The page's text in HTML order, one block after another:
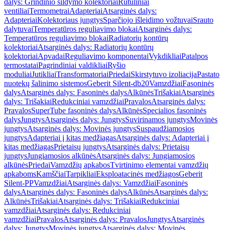
dalys: Grindinio šildymo kolektoriaiRutuliniai
ventiliaiTermometraiAdapteriaiAtsarginės dalys:
AdapteriaiKolektoriaus jungtysSparčiojo išleidimo vožtuvaiSrauto
dalytuvaiTemperatūros reguliavimo blokaiAtsarginės dalys:
Temperatūros reguliavimo blokaiRadiatorių kontūrų
kolektoriaiAtsarginės dalys: Radiatorių kontūrų
kolektoriaiApvadaiReguliavimo komponentaiVykdikliaiPatalpos
termostataiPagrindiniai valdikliaiRyšio
moduliaiJutikliaiTransformatoriaiPriedaiSkirstytuvo izoliacijaPastato
nuotekų šalinimo sistemosGeberit Silent-db20VamzdžiaiFasoninės
dalysAtsarginės dalys: Fasoninės dalysAlkūnėsTrišakiaiAtsarginės
dalys: TrišakiaiRedukciniai vamzdžiaiPravalosAtsarginės dalys:
PravalosSuperTube fasoninės dalysAlkūnėsSpecialios fasoninės
dalysJungtysAtsarginės dalys: JungtysSuvirinamos jungtysMovinės
jungtysAtsarginės dalys: Movinės jungtysSuspaudžiamosios
jungtysAdapteriai į kitas medžiagasAtsarginės dalys: Adapteriai į
kitas medžiagasPrietaisų jungtysAtsarginės dalys: Prietaisų
jungtysJungiamosios alkūnėsAtsarginės dalys: Jungiamosios
alkūnėsPriedaiVamzdžių apkabosTvirtinimo elementai vamzdžių
apkabomsKamščiaiTarpikliaiEksploatacinės medžiagosGeberit
Silent-PPVamzdžiaiAtsarginės dalys: VamzdžiaiFasoninės
dalysAtsarginės dalys: Fasoninės dalysAlkūnėsAtsarginės dalys:
AlkūnėsTrišakiaiAtsarginės dalys: TrišakiaiRedukciniai
vamzdžiaiAtsarginės dalys: Redukciniai
vamzdžiaiPravalosAtsarginės dalys: PravalosJungtysAtsarginės
dalys: JungtysMovinės jungtysAtsarginės dalys: Movinės